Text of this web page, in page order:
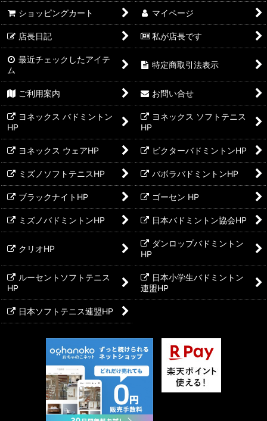
ショッピングカート マイページ
店長日記 私が店長です
最近チェックしたアイテ
ム
特定商取引法表示
ご利用案内 お問い合せ
ヨネックス バドミントン
HP
ヨネックス ソフトテニス
HP
ヨネックス ウェアHP ビクターバドミントンHP
ミズノソフトテニスHP バボラバドミントンHP
ブラックナイトHP ゴーセン HP
ミズノバドミントンHP 日本バドミントン協会HP
クリオHP
ダンロップバドミントン
HP
ルーセントソフトテニス
HP
日本小学生バドミントン
連盟HP
日本ソフトテニス連盟HP